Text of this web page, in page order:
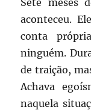
aconteceu.
conta
ninguém.
de traição,
Achava
naquela